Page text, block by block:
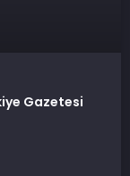
Gazetesi